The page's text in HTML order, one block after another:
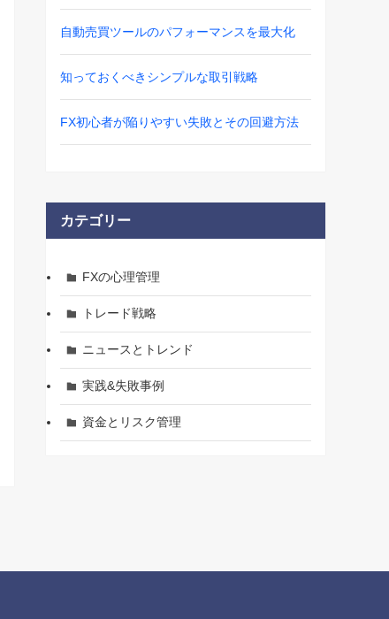
自動売買ツールのパフォーマンスを最大化
知っておくべきシンプルな取引戦略
FX初心者が陥りやすい失敗とその回避方法
カテゴリー
FXの心理管理
トレード戦略
ニュースとトレンド
実践&失敗事例
資金とリスク管理